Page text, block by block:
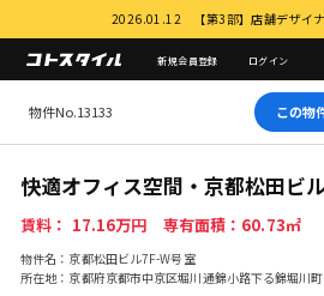
2026.01.12 【第3部】店舗デザイ
新規会員登録 ログイン
物件No.13133 この物
快適オフィス空間・京都松田ビ
賃料： 17.16万円 専有面積：60.73㎡
物件名：京都松田ビル7F-W号室
所在地：京都府京都市中京区堀川通錦小路下る錦堀川町